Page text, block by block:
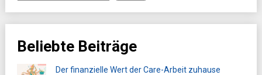
Beliebte Beiträge
Der finanzielle Wert der Care-Arbeit zuhause